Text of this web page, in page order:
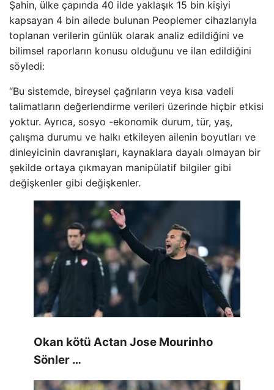
Şahin, ülke çapında 40 ilde yaklaşık 15 bin kişiyi
kapsayan 4 bin ailede bulunan Peoplemer cihazlarıyla
toplanan verilerin günlük olarak analiz edildiğini ve
bilimsel raporların konusu olduğunu ve ilan edildiğini
söyledi:
“Bu sistemde, bireysel çağrıların veya kısa vadeli
talimatların değerlendirme verileri üzerinde hiçbir etkisi
yoktur. Ayrıca, sosyo -ekonomik durum, tür, yaş,
çalışma durumu ve halkı etkileyen ailenin boyutları ve
dinleyicinin davranışları, kaynaklara dayalı olmayan bir
şekilde ortaya çıkmayan manipülatif bilgiler gibi
değişkenler gibi değişkenler.
Okan kötü Actan Jose Mourinho
Sönler …